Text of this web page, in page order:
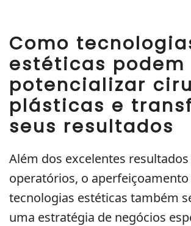
Como
estéticas podem
potencializar
plásticas e
seus resultados
Além dos excelentes
operatórios, o aperfeiçoamento
tecnologias estéticas também
uma estratégia de negócios